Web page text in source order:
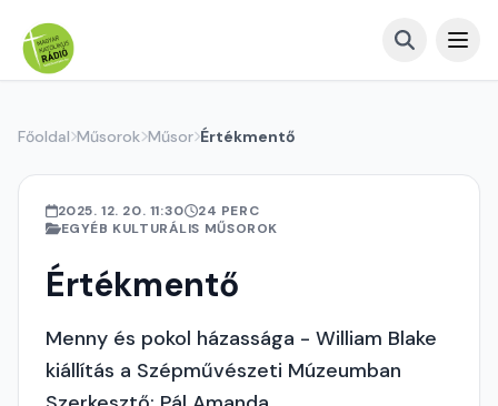
Főoldal Műsorok Műsor Értékmentő
2025. 12. 20. 11:30
24 PERC
EGYÉB KULTURÁLIS MŰSOROK
Értékmentő
Menny és pokol házassága - William Blake
kiállítás a Szépművészeti Múzeumban